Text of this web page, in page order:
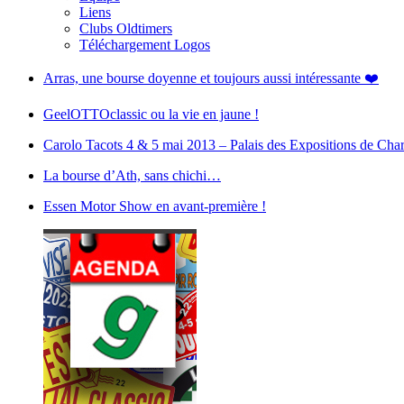
Liens
Clubs Oldtimers
Téléchargement Logos
Arras, une bourse doyenne et toujours aussi intéressante ❤️
GeelOTTOclassic ou la vie en jaune !
Carolo Tacots 4 & 5 mai 2013 – Palais des Expositions de
La bourse d’Ath, sans chichi…
Essen Motor Show en avant-première !